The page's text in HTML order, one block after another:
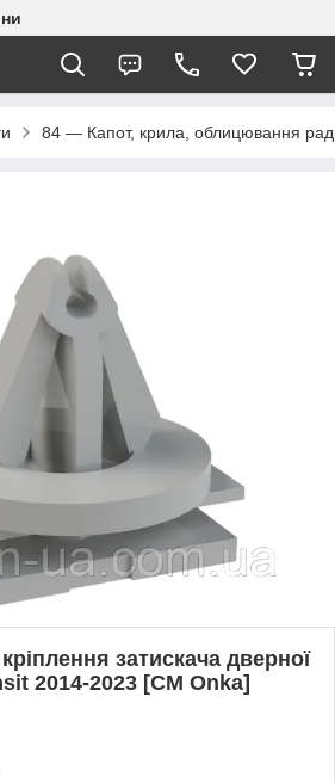
84 — Капот, крила, облицювання
затискача дверної
2014-2023 [СМ Onka]